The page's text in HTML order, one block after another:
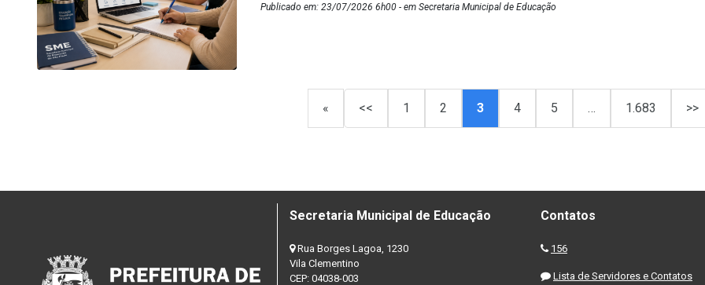
Publicado em: 23/07/2026 6h00 - em Secretaria Municipal de Educação
« << 1 2 3 4 5 … 1.683 >>
Secretaria Municipal de Educação
Rua Borges Lagoa, 1230
Vila Clementino
CEP: 04038-003
Contatos
156
Lista de Servidores e Contatos